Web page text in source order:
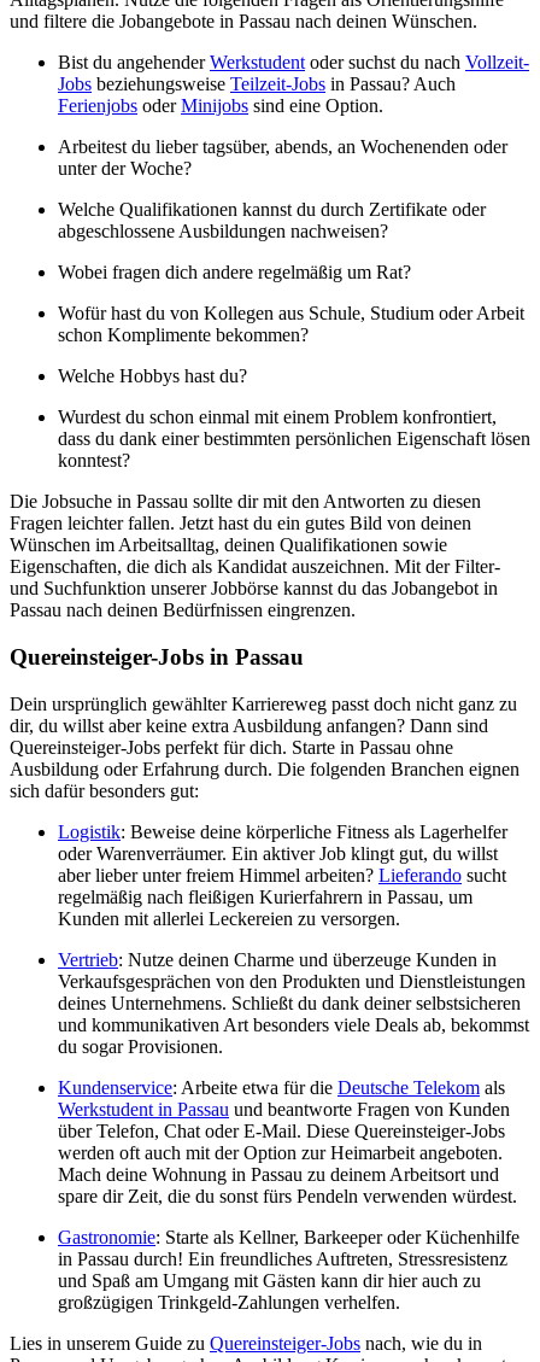
und filtere die Jobangebote in Passau nach deinen Wünschen.
Bist du angehenderWerkstudentoder suchst du nach Vollzeit-
Jobs beziehungsweise Teilzeit-Jobs in Passau? Auch
Ferienjobs oderMinijobs sind eine Option.
Arbeitest du lieber tagsüber, abends, an Wochenenden oder
unter der Woche?
Welche Qualifikationen kannst du durch Zertifikate oder
abgeschlossene Ausbildungen nachweisen?
Wobei fragen dich andere regelmäßig um Rat?
Wofür hast du von Kollegen aus Schule, Studium oder Arbeit
schon Komplimente bekommen?
Welche Hobbys hast du?
Wurdest du schon einmal mit einem Problem konfrontiert,
dass du dank einer bestimmten persönlichen Eigenschaft lösen
konntest?
Die Jobsuche in Passau sollte dir mit den Antworten zu diesen
Fragen leichter fallen. Jetzt hast du ein gutes Bild von deinen
Wünschen im Arbeitsalltag, deinen Qualifikationen sowie
Eigenschaften, die dich als Kandidat auszeichnen. Mit der Filter-
und Suchfunktion unserer Jobbörse kannst du das Jobangebot in
Passau nach deinen Bedürfnissen eingrenzen.
Quereinsteiger-Jobs in Passau
Dein ursprünglich gewählter Karriereweg passt doch nicht ganz zu
dir, du willst aber keine extra Ausbildung anfangen? Dann sind
Quereinsteiger-Jobs perfekt für dich. Starte in Passau ohne
Ausbildung oder Erfahrung durch. Die folgenden Branchen eignen
sich dafür besonders gut:
Logistik: Beweise deine körperliche Fitness als Lagerhelfer
oder Warenverräumer. Ein aktiver Job klingt gut, du willst
aber lieber unter freiem Himmel arbeiten? Lieferando sucht
regelmäßig nach fleißigen Kurierfahrern in Passau, um
Kunden mit allerlei Leckereien zu versorgen.
Vertrieb: Nutze deinen Charme und überzeuge Kunden in
Verkaufsgesprächen von den Produkten und Dienstleistungen
deines Unternehmens. Schließt du dank deiner selbstsicheren
und kommunikativen Art besonders viele Deals ab, bekommst
du sogar Provisionen.
Kundenservice: Arbeite etwa für die Deutsche Telekom als
Werkstudent in Passau und beantworte Fragen von Kunden
über Telefon, Chat oder E-Mail. Diese Quereinsteiger-Jobs
werden oft auch mit der Option zur Heimarbeit angeboten.
Mach deine Wohnung in Passau zu deinem Arbeitsort und
spare dir Zeit, die du sonst fürs Pendeln verwenden würdest.
Gastronomie: Starte als Kellner, Barkeeper oder Küchenhilfe
in Passau durch! Ein freundliches Auftreten, Stressresistenz
und Spaß am Umgang mit Gästen kann dir hier auch zu
großzügigen Trinkgeld-Zahlungen verhelfen.
Lies in unserem Guide zu Quereinsteiger-Jobs nach, wie du in